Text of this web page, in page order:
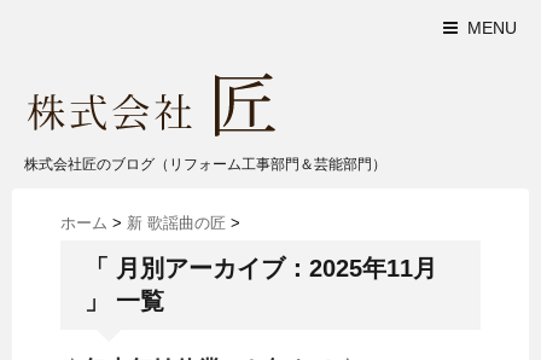
MENU
株式会社匠のブログ（リフォーム工事部門＆芸能部門）
ホーム > 新 歌謡曲の匠 >
「 月別アーカイブ：2025年11月
」 一覧